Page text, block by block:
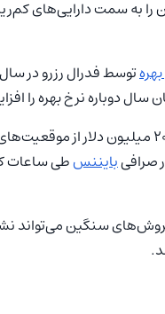
را به سمت دارایی‌های
توسط فدرال رزرو در
سال دوباره نرخ بهره را
در جریان افت اخیر بازار، بیش از
صرافیبایننسطی ساعات
سنگین می‌تواند